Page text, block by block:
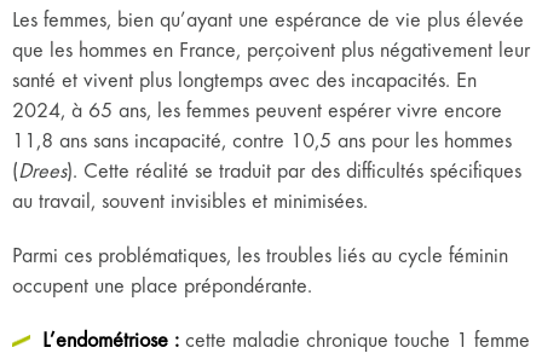
Les femmes, bien qu’ayant une espérance de vie plus élevée
que les hommes en France, perçoivent plus négativement leur
santé et vivent plus longtemps avec des incapacités. En
2024, à 65 ans, les femmes peuvent espérer vivre encore
11,8 ans sans incapacité, contre 10,5 ans pour les hommes
(Drees). Cette réalité se traduit par des difficultés spécifiques
au travail, souvent invisibles et minimisées.
Parmi ces problématiques, les troubles liés au cycle féminin
occupent une place prépondérante.
L’endométriose : cette maladie chronique touche 1 femme